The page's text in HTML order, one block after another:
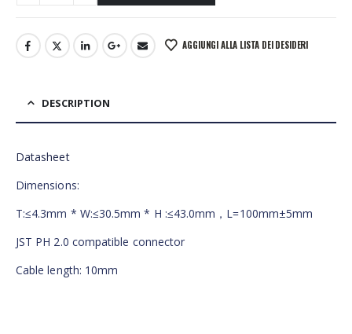
AGGIUNGI ALLA LISTA DEI DESIDERI
DESCRIPTION
Datasheet
Dimensions:
T:≤4.3mm * W:≤30.5mm * H :≤43.0mm，L=100mm±5mm
JST PH 2.0 compatible connector
Cable length: 10mm